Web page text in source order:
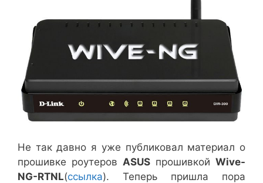
Не так давно я уже публиковал материал о
прошивке роутеров ASUS прошивкой Wive-
NG-RTNL(ссылка). Теперь пришла пора